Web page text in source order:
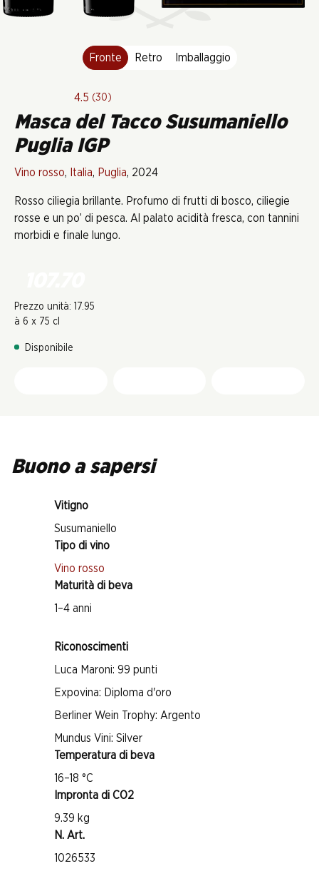
Fronte Retro Imballaggio
4.5 (30)
Masca del Tacco Susumaniello
Puglia IGP
Vino rosso, Italia, Puglia, 2024
Rosso ciliegia brillante. Profumo di frutti di bosco, ciliegie
rosse e un po’ di pesca. Al palato acidità fresca, con tannini
morbidi e finale lungo.
Prezzo unità: 17.95
à 6 x 75 cl
Disponibile
Buono a sapersi
Vitigno
Susumaniello
Tipo di vino
Vino rosso
Maturità di beva
1–4 anni
Riconoscimenti
Luca Maroni: 99 punti
Expovina: Diploma d'oro
Berliner Wein Trophy: Argento
Mundus Vini: Silver
Temperatura di beva
16–18 °C
Impronta di CO2
9.39 kg
N. Art.
1026533